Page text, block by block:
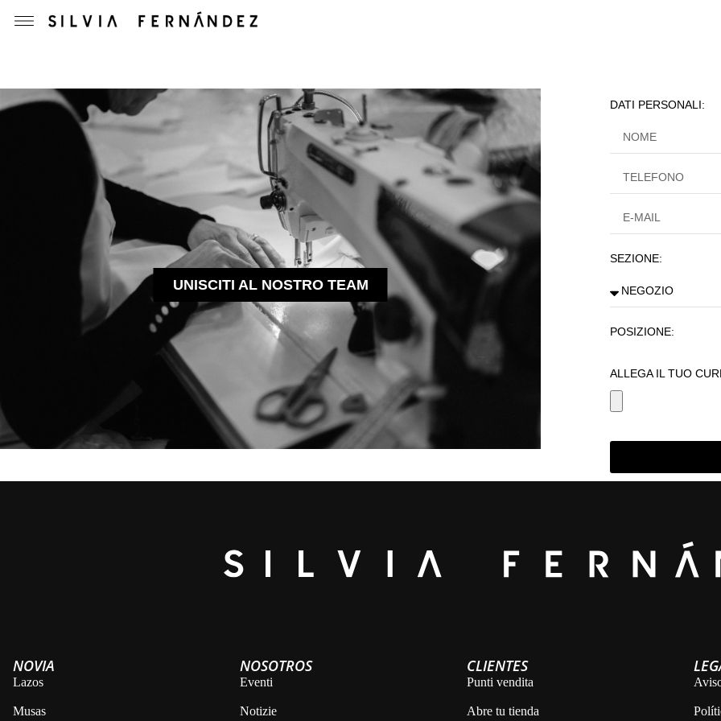
UNISCITI AL NOSTRO TEAM
DATI PERSONALI:
SEZIONE:
POSIZIONE:
ALLEGA IL TUO
Alternative:
NOVIA
Lazos
Musas
NOSOTROS
Eventi
Notizie
CLIENTES
Punti vendita
Abre tu tienda